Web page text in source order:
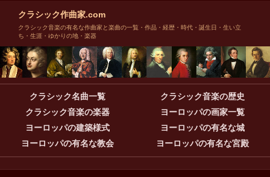
クラシック作曲家.com
クラシック音楽の有名な作曲家と楽曲の一覧・作品・経歴・時代・誕生日・生い立
ち・生涯・ゆかりの地・楽器
クラシック名曲一覧
クラシック音楽の歴史
クラシック音楽の楽器
ヨーロッパの画家一覧
ヨーロッパの建築様式
ヨーロッパの有名な城
ヨーロッパの有名な教会
ヨーロッパの有名な宮殿